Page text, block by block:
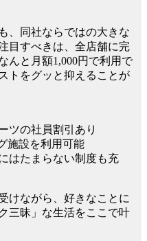
、同社ならではの大きな
目すべきは、全店舗に完
んと月額1,000円で利用で
トをグッと抑えることが
ツの社員割引あり
施設を利用可能
はたまらない制度も充
けながら、好きなことに
三昧」な生活をここで叶